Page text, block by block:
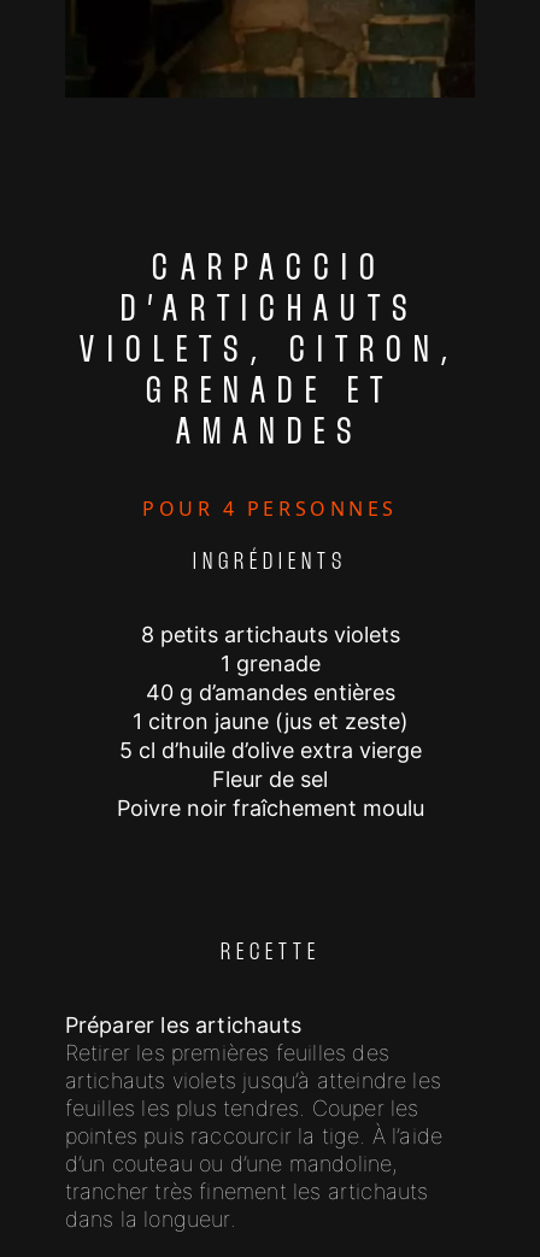
CARPACCIO
D’ARTICHAUTS
VIOLETS, CITRON,
GRENADE ET
AMANDES
POUR 4 PERSONNES
INGRÉDIENTS
8 petits artichauts violets
1 grenade
40 g d’amandes entières
1 citron jaune (jus et zeste)
5 cl d’huile d’olive extra vierge
Fleur de sel
Poivre noir fraîchement moulu
RECETTE
Préparer les artichauts
Retirer les premières feuilles des
artichauts violets jusqu’à atteindre les
feuilles les plus tendres. Couper les
pointes puis raccourcir la tige. À l’aide
d’un couteau ou d’une mandoline,
trancher très finement les artichauts
dans la longueur.